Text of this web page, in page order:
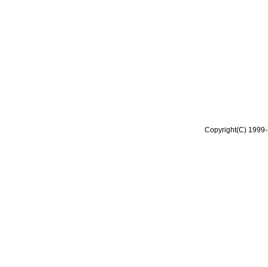
Copyright(C)